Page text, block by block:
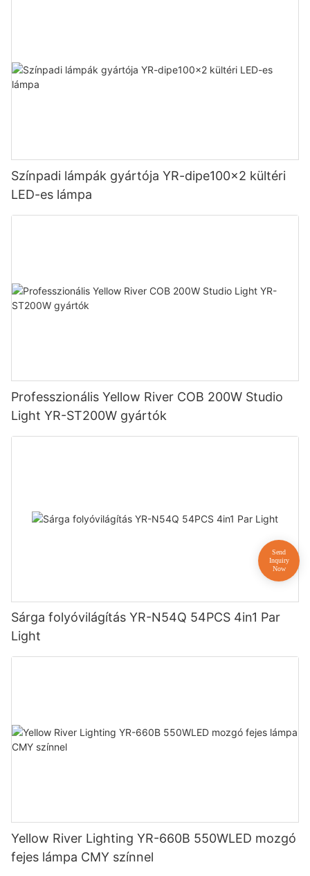
Színpadi lámpák gyártója YR-dipe100x2 kültéri
LED-es lámpa
Professzionális Yellow River COB 200W Studio
Light YR-ST200W gyártók
Sárga folyóvilágítás YR-N54Q 54PCS 4in1 Par
Light
Yellow River Lighting YR-660B 550WLED mozgó
fejes lámpa CMY színnel